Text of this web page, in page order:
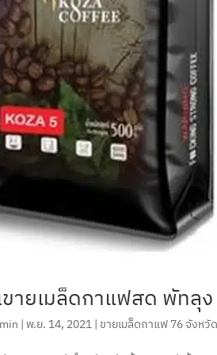
ายเมล็ดกาแฟสด พัทลุง
| พ.ย. 14, 2021 | ขายเมล็ดกาแฟ 76 จังหวั